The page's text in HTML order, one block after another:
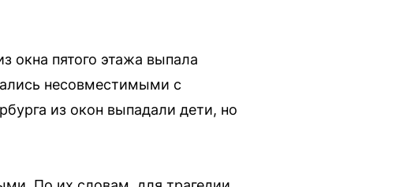
окна пятого этажа выпала
несовместимыми с
из окон выпадали дети, но